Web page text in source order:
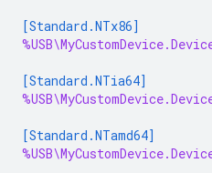
[Standard.NTx86]
[Standard.NTia64]
[Standard.NTamd64]